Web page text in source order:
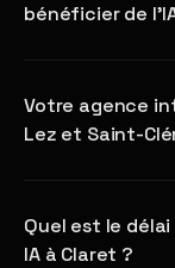
bénéficier de
Votre agence
Lez et Saint-
Quel est le
IA à Claret ?